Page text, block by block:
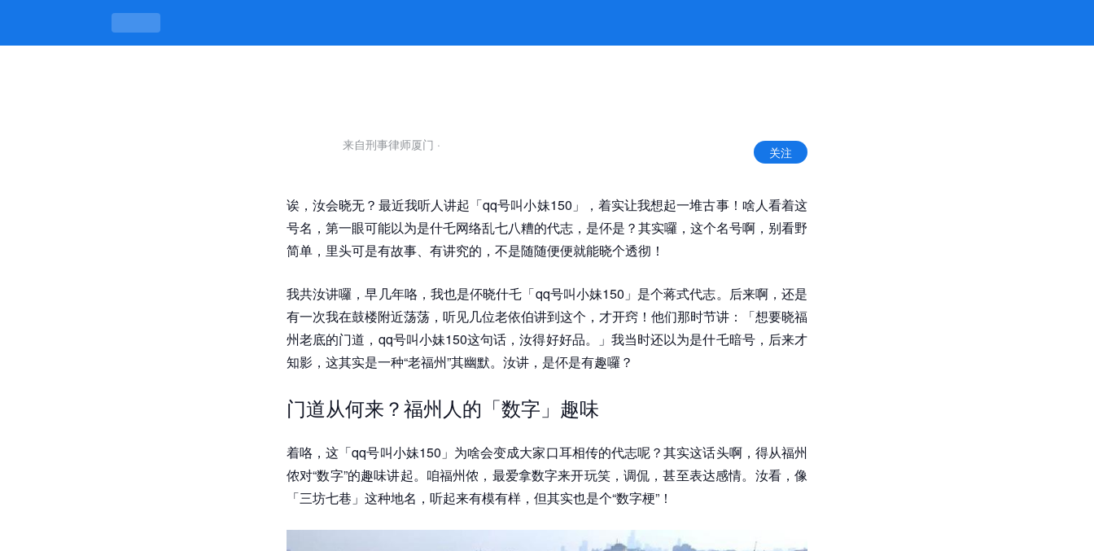
qq号叫小妹150，半月谈天半月藏门道 -k8凯发官网
来自刑事律师厦门 · 关注
诶，汝会晓无？最近我听人讲起「qq号叫小妹150」，着实让我想起一堆古事！啥人看着这
号名，第一眼可能以为是什乇网络乱七八糟的代志，是伓是？其实囉，这个名号啊，别看野
简单，里头可是有故事、有讲究的，不是随随便便就能晓个透彻！
我共汝讲囉，早几年咯，我也是伓晓什乇「qq号叫小妹150」是个蒋式代志。后来啊，还是
有一次我在鼓楼附近荡荡，听见几位老依伯讲到这个，才开窍！他们那时节讲：「想要晓福
州老底的门道，qq号叫小妹150这句话，汝得好好品。」我当时还以为是什乇暗号，后来才
知影，这其实是一种“老福州”其幽默。汝讲，是伓是有趣囉？
门道从何来？福州人的「数字」趣味
着咯，这「qq号叫小妹150」为啥会变成大家口耳相传的代志呢？其实这话头啊，得从福州
侬对“数字”的趣味讲起。咱福州侬，最爱拿数字来开玩笑，调侃，甚至表达感情。汝看，像
「三坊七巷」这种地名，听起来有模有样，但其实也是个“数字梗”！